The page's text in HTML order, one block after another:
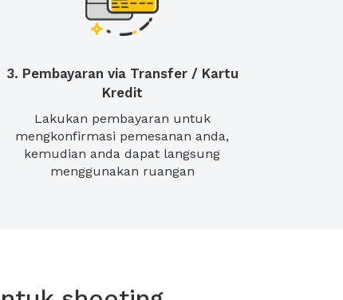
3. Pembayaran via Transfer / Kartu
Kredit
Lakukan pembayaran untuk
mengkonfirmasi pemesanan anda,
kemudian anda dapat langsung
menggunakan ruangan